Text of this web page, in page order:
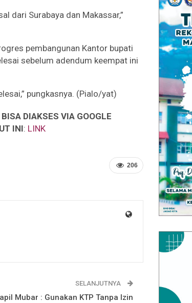
dari Surabaya dan Makassar,”
pembangunan Kantor bupati
sebelum adendum keempat ini
pungkasnya. (Pialo/yat)
DIAKSES VIA GOOGLE
INI: LINK
206
SELANJUTNYA
Mubar : Gunakan KTP Tanpa Izin